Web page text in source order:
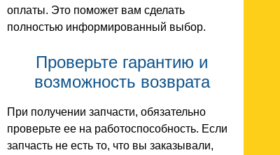
оплаты. Это поможет вам сделать
полностью информированный выбор.
Проверьте гарантию и
возможность возврата
При получении запчасти, обязательно
проверьте ее на работоспособность. Если
запчасть не есть то, что вы заказывали,